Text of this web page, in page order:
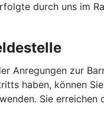
durch uns im
Anregungen zur
haben, können
Sie erreichen